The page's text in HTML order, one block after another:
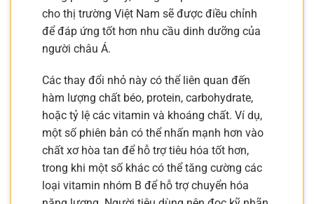
cho thị trường Việt Nam sẽ được điều chỉnh
để đáp ứng tốt hơn nhu cầu dinh dưỡng của
người châu Á.
Các thay đổi nhỏ này có thể liên quan đến
hàm lượng chất béo, protein, carbohydrate,
hoặc tỷ lệ các vitamin và khoáng chất. Ví dụ,
một số phiên bản có thể nhấn mạnh hơn vào
chất xơ hòa tan để hỗ trợ tiêu hóa tốt hơn,
trong khi một số khác có thể tăng cường các
loại vitamin nhóm B để hỗ trợ chuyển hóa